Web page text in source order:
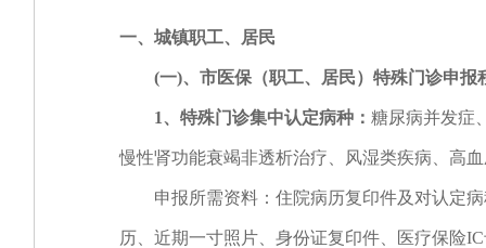
一、城镇职工、居民
(一)、市医保（职工、居民）特殊门诊申报
1、特殊门诊集中认定病种： 糖尿病并发症
慢性肾功能衰竭非透析治疗、风湿类疾病、高
申报所需资料：住院病历复印件及对认定病
历、近期一寸照片、身份证复印件、医疗保险